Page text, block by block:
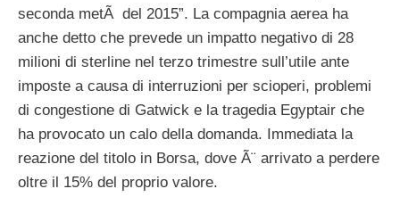
seconda metÃ del 2015”. La compagnia aerea ha
anche detto che prevede un impatto negativo di 28
milioni di sterline nel terzo trimestre sull’utile ante
imposte a causa di interruzioni per scioperi, problemi
di congestione di Gatwick e la tragedia Egyptair che
ha provocato un calo della domanda. Immediata la
reazione del titolo in Borsa, dove Ã¨ arrivato a perdere
oltre il 15% del proprio valore.